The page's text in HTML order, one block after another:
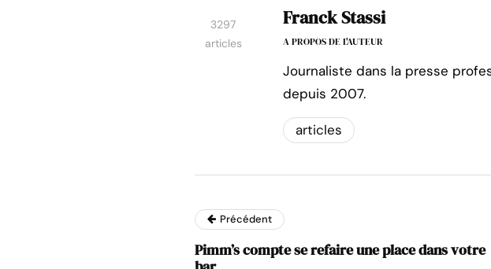
3297
articles
Franck Stassi
A PROPOS DE L'AUTEUR
Journaliste dans la presse
depuis 2007.
articles
Précédent
Pimm’s compte se refaire une place dans votre